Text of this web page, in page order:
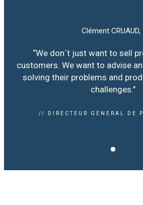
Clément CRUAUD,
“We don´t just want to sell
customers. We want to advise
solving their problems and
challenges."
// DIRECTEUR GENERAL DE